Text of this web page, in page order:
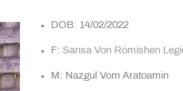
DOB: 14/02/2022
F: Sansa Von Römishen
M: Nazgul Vom Aratoamin